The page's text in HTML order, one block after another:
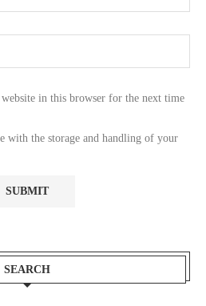
in this browser for the next time
with the storage and handling of your
SEARCH